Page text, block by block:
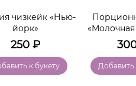
чизкейк «Нью-
йорк»
250₽
к букету Добавить